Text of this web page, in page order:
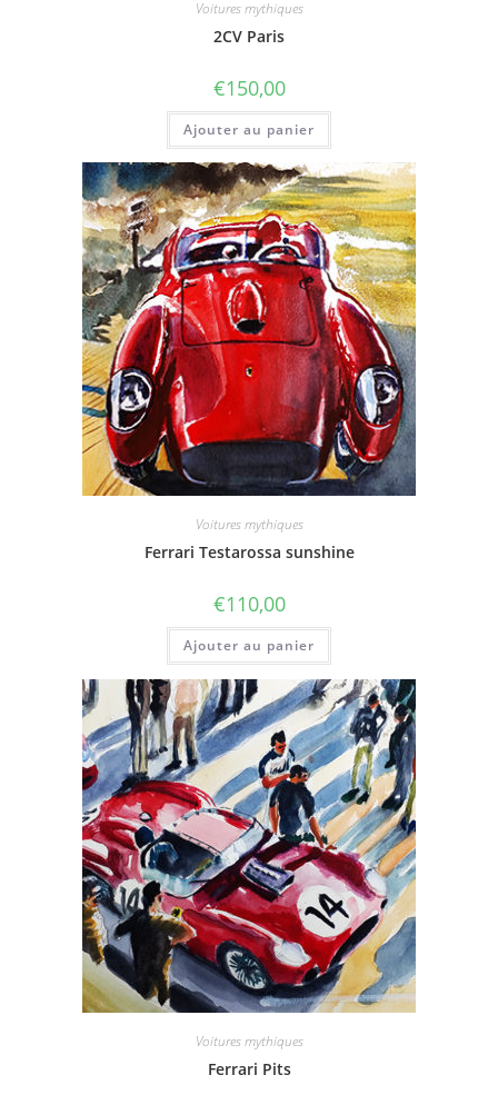
Voitures mythiques
2CV Paris
€150,00
Ajouter au panier
Voitures mythiques
Ferrari Testarossa sunshine
€110,00
Ajouter au panier
Voitures mythiques
Ferrari Pits